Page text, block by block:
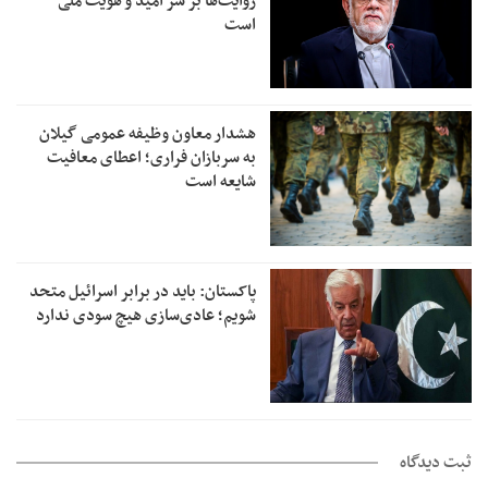
است
هشدار معاون وظیفه عمومی گیلان
به سربازان فراری؛ اعطای معافیت
شایعه است
پاکستان: باید در برابر اسرائیل متحد
شویم؛ عادی‌سازی هیچ سودی ندارد
ثبت دیدگاه